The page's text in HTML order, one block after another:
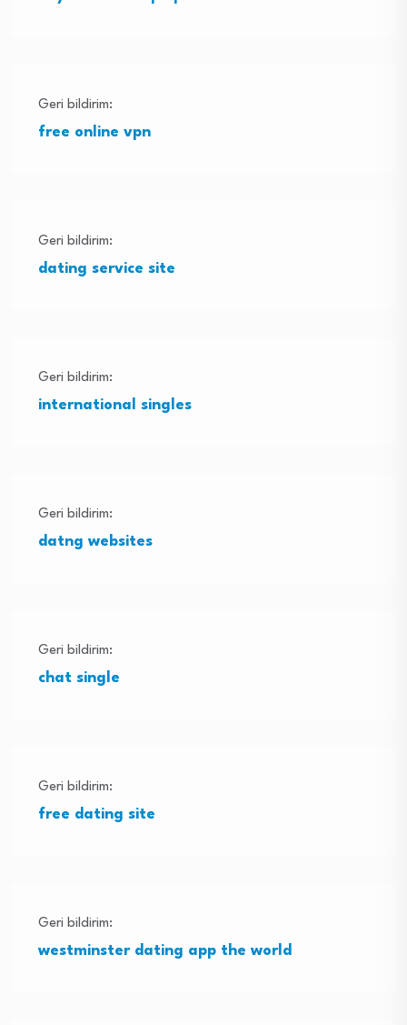
Geri bildirim:
free online vpn
Geri bildirim:
dating service site
Geri bildirim:
international singles
Geri bildirim:
datng websites
Geri bildirim:
chat single
Geri bildirim:
free dating site
Geri bildirim:
westminster dating app the world